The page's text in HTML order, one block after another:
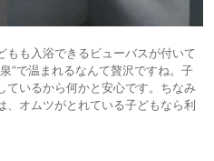
もも入浴できるビューバスが付いて
”で温まれるなんて贅沢ですね。子
ているから何かと安心です。ちなみ
、オムツがとれている子どもなら利